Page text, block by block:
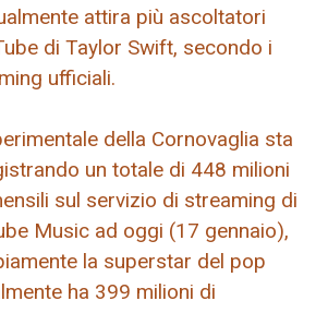
attira più ascoltatori
di Taylor Swift, secondo i
ufficiali.
della Cornovaglia sta
un totale di 448 milioni
sul servizio di streaming di
Music ad oggi (17 gennaio),
la superstar del pop
ha 399 milioni di